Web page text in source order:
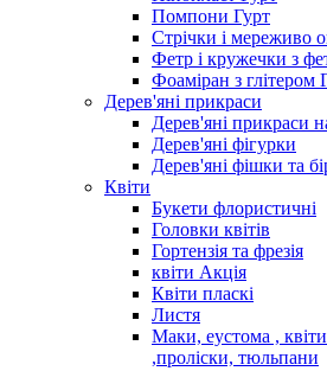
Помпони Гурт
Стрічки і мереживо
Фетр і кружечки з
Фоаміран з
Дерев'яні прикраси
Дерев'яні прикраси
Дерев'яні фігурки
Дерев'яні фішки та
Квіти
Букети флористичні
Головки квітів
Гортензія та фрезія
квіти Акція
Квіти пласкі
Листя
Маки, еустома ,
,проліски, тюльпани